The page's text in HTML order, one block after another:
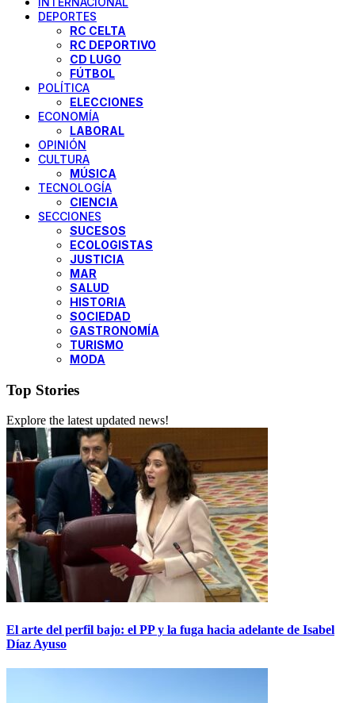
DEPORTES
RC CELTA
RC DEPORTIVO
CD LUGO
FÚTBOL
POLÍTICA
ELECCIONES
ECONOMÍA
LABORAL
OPINIÓN
CULTURA
MÚSICA
TECNOLOGÍA
CIENCIA
SECCIONES
SUCESOS
ECOLOGISTAS
JUSTICIA
MAR
SALUD
HISTORIA
SOCIEDAD
GASTRONOMÍA
TURISMO
MODA
Top Stories
Explore the latest updated news!
El arte del perfil bajo: el PP y la fuga hacia adelante de Isabel
Díaz Ayuso